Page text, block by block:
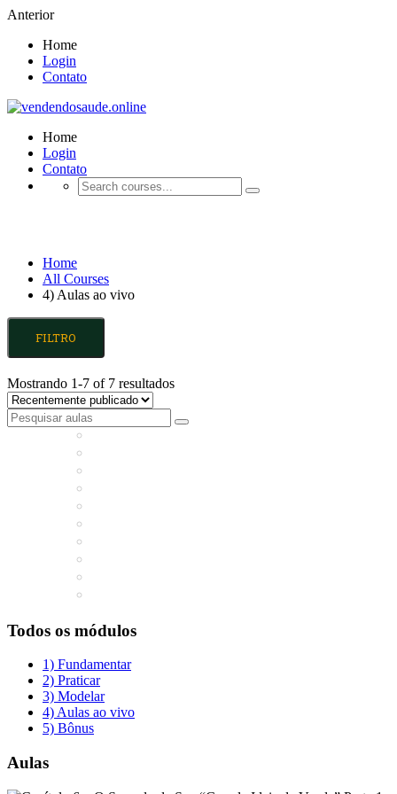
Anterior
Home
Login
Contato
Home
Login
Contato
Home
All Courses
4) Aulas ao vivo
FILTRO
Mostrando 1-7 of 7 resultados
Todos os módulos
1) Fundamentar
2) Praticar
3) Modelar
4) Aulas ao vivo
5) Bônus
Aulas